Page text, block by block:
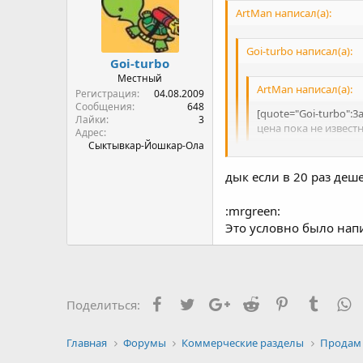
Goi-turbo
Местный
Регистрация
04.08.2009
Сообщения
648
Лайки
3
Адрес
Сыктывкар-Йошкар-Ола
ArtMan написал(а):
Goi-turbo написал(а):
ArtMan написал(а):
[quote="Goi-
цена пока не
за 3 тыщи рублей ?
за 3т.р. пусть лежит на
дык если в 20 раз
:mrgreen:
Это условно было
Поделиться: FacebookTwitterGoogle+
Reddit PinterestTumblr
Главная Форумы Коммерческие разделы Продам